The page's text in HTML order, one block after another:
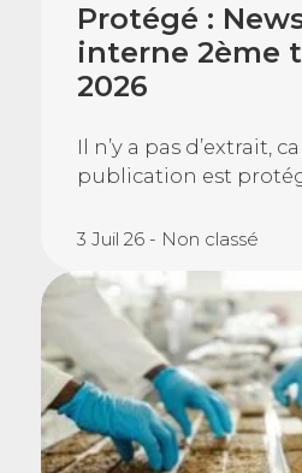
Protégé :
interne 2ème
2026
Il n’y a pas d’extrait,
publication est
3 Juil 26 - Non classé